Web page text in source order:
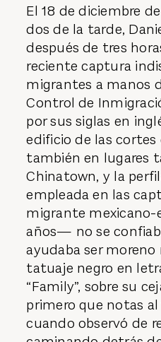
El 18 de diciembre
dos de la tarde,
después de tres
reciente captura
migrantes a manos
Control de
por sus siglas en
edificio de las
también en lugares
Chinatown, y la
empleada en las
migrante
años— no se
ayudaba ser moreno
tatuaje negro en
“Family”, sobre su
primero que notas al
cuando observó de